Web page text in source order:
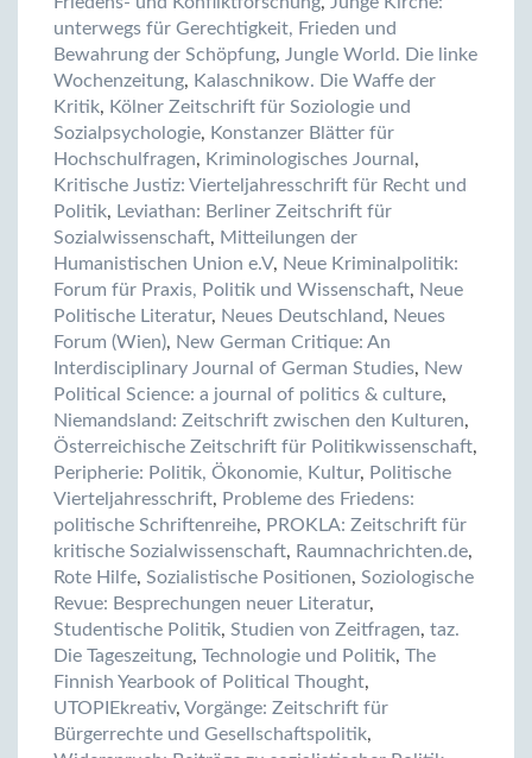
unterwegs für Gerechtigkeit, Frieden und
Bewahrung der Schöpfung, Jungle World. Die linke
Wochenzeitung, Kalaschnikow. Die Waffe der
Kritik, Kölner Zeitschrift für Soziologie und
Sozialpsychologie, Konstanzer Blätter für
Hochschulfragen, Kriminologisches Journal ,
Kritische Justiz: Vierteljahresschrift für Recht und
Politik, Leviathan: Berliner Zeitschrift für
Sozialwissenschaft, Mitteilungen der
Humanistischen Union e.V, Neue Kriminalpolitik:
Forum für Praxis, Politik und Wissenschaft, Neue
Politische Literatur, Neues Deutschland, Neues
Forum (Wien), New German Critique: An
Interdisciplinary Journal of German Studies, New
Political Science: a journal of politics & culture,
Niemandsland: Zeitschrift zwischen den Kulturen,
Österreichische Zeitschrift für Politikwissenschaft,
Peripherie: Politik, Ökonomie, Kultur, Politische
Vierteljahresschrift, Probleme des Friedens:
politische Schriftenreihe, PROKLA: Zeitschrift für
kritische Sozialwissenschaft, Raumnachrichten.de,
Rote Hilfe, Sozialistische Positionen, Soziologische
Revue: Besprechungen neuer Literatur,
Studentische Politik, Studien von Zeitfragen, taz.
Die Tageszeitung, Technologie und Politik, The
Finnish Yearbook of Political Thought,
UTOPIEkreativ, Vorgänge: Zeitschrift für
Bürgerrechte und Gesellschaftspolitik,